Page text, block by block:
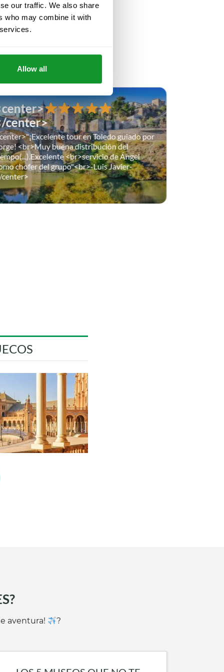
our traffic. We also share
who may combine it with
Allow all
center>
tour en Toledo guiado por
<br>Muy buena distribución del
<br>servicio de Ángel
chofer del grupo"<br>-Luis Javier-
center>
aventura! ?